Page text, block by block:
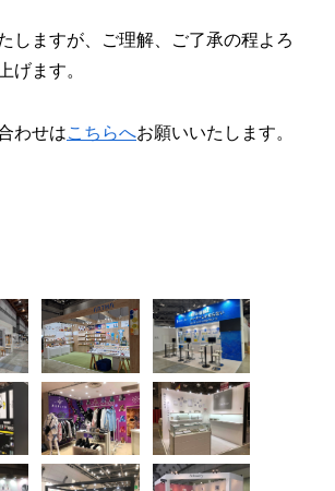
しますが、ご理解、ご了承の程よろ
げます。
わせはこちらへお願いいたします。